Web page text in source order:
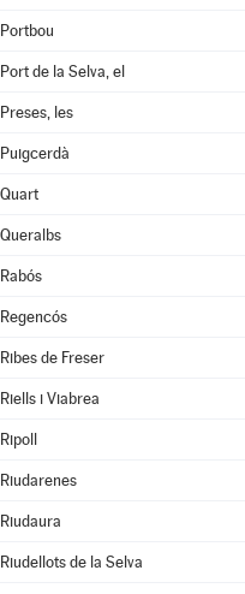
Portbou
Port de la Selva, el
Preses, les
Puigcerdà
Quart
Queralbs
Rabós
Regencós
Ribes de Freser
Riells i Viabrea
Ripoll
Riudarenes
Riudaura
Riudellots de la Selva